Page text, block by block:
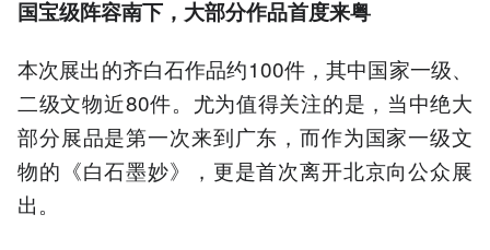
国宝级阵容南下，大部分作品首度来粤
本次展出的齐白石作品约100件，其中国家一级、
二级文物近80件。尤为值得关注的是，当中绝大
部分展品是第一次来到广东，而作为国家一级文
物的《白石墨妙》，更是首次离开北京向公众展
出。